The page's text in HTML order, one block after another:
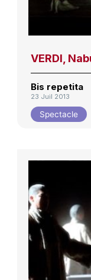
VERDI,
Bis repetita
23 Juil 2013
Spectacle